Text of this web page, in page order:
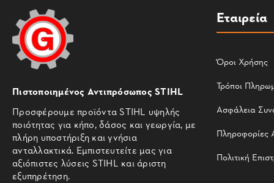
Πιστοποιημένος Αντιπρόσωπος STIHL
Προσφέρουμε προϊόντα STIHL υψηλής
ποιότητας για κήπο, δάσος και γεωργία, με
πλήρη υποστήριξη και γνήσια
ανταλλακτικά. Εμπιστευτείτε μας για
αξιόπιστες λύσεις STIHL και άριστη
εξυπηρέτηση.
Εταιρεία
Όροι Χρήσης
Τρόποι
Ασφάλεια
Πληροφορίες
Πολιτική